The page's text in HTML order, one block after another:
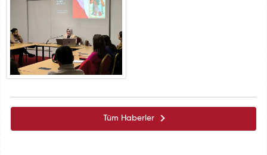
Tüm Haberler